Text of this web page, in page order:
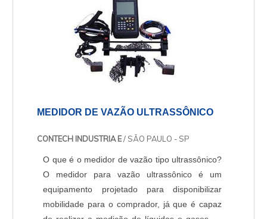
MEDIDOR DE VAZÃO ULTRASSÔNICO
CONTECH INDUSTRIA E/ SÃO PAULO - SP
O que é o medidor de vazão tipo ultrassônico?
O medidor para vazão ultrassônico é um
equipamento projetado para disponibilizar
mobilidade para o comprador, já que é capaz